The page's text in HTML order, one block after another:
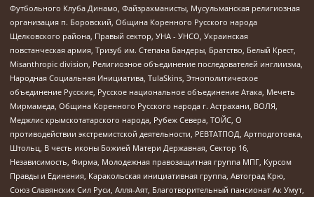
Футбольного Клуба Динамо, Файзрахманисты, Мусульманская религиозная
организация п. Боровский, Община Коренного Русского народа
Щелковского района, Правый сектор, УНА - УНСО, Украинская
повстанческая армия, Тризуб им. Степана Бандеры, Братство, Белый Крест,
Misanthropic division, Религиозное объединение последователей инглиизма,
Народная Социальная Инициатива, TulaSkins, Этнополитическое
объединение Русские, Русское национальное объединение Атака, Мечеть
Мирмамеда, Община Коренного Русского народа г. Астрахани, ВОЛЯ,
Меджлис крымскотатарского народа, Рубеж Севера, ТОЙС, О
противодействии экстремистской деятельности, РЕВТАТПОД, Артподготовка,
Штольц, В честь иконы Божией Матери Державная, Сектор 16,
Независимость, Фирма, Молодежная правозащитная группа МПГ, Курсом
Правды и Единения, Каракольская инициативная группа, Автоград Крю,
Союз Славянских Сил Руси, Алля-Аят, Благотворительный пансионат Ак Умут,